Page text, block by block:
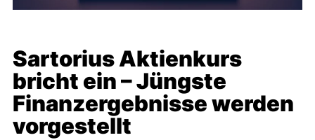
Sartorius Aktienkurs
bricht ein – Jüngste
Finanzergebnisse werden
vorgestellt